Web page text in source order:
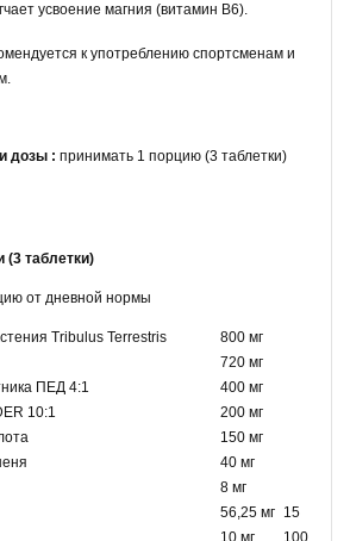
усвоение магния (витамин B6).
к употреблению спортсменам и
дозы : принимать 1 порцию (3 таблетки)
(3 таблетки)
от дневной нормы
Tribulus Terrestris
800 мг
720 мг
ПЕД 4:1
400 мг
10:1
200 мг
150 мг
40 мг
8 мг
56,25 мг 15
10 мг
100